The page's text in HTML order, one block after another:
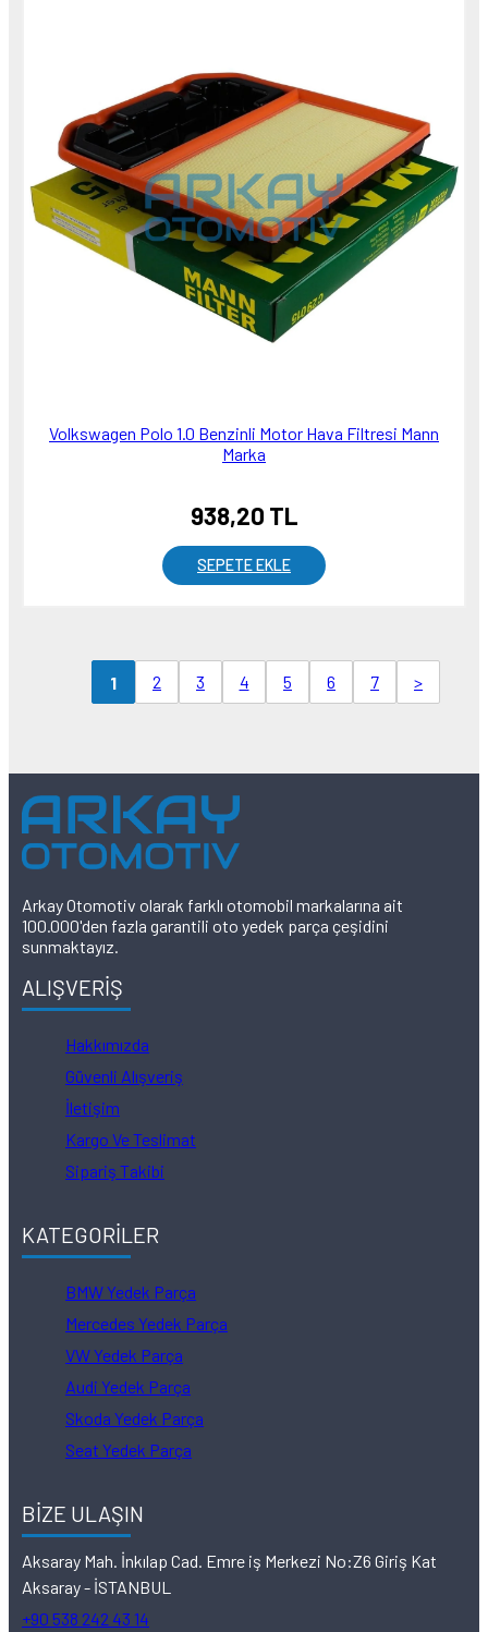
Volkswagen Polo 1.0 Benzinli Motor Hava Filtresi Mann
Marka
938,20 TL
SEPETE EKLE
1 2 3 4 5 6 7 >
Arkay Otomotiv olarak farklı otomobil markalarına ait
100.000'den fazla garantili oto yedek parça çeşidini
sunmaktayız.
ALIŞVERİŞ
Hakkımızda
Güvenli Alışveriş
İletişim
Kargo Ve Teslimat
Sipariş Takibi
KATEGORİLER
BMW Yedek Parça
Mercedes Yedek Parça
VW Yedek Parça
Audi Yedek Parça
Skoda Yedek Parça
Seat Yedek Parça
BİZE ULAŞIN
Aksaray Mah. İnkılap Cad. Emre iş Merkezi No:Z6 Giriş Kat
Aksaray - İSTANBUL
+90 538 242 43 14